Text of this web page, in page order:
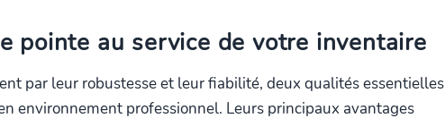
pointe au service de votre inventaire
par leur robustesse et leur fiabilité, deux qualités essentielles
environnement professionnel. Leurs principaux avantages